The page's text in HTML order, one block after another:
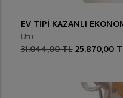
EV TİPİ KAZANLI
Ütü
31.044,00 TL 25.870,00